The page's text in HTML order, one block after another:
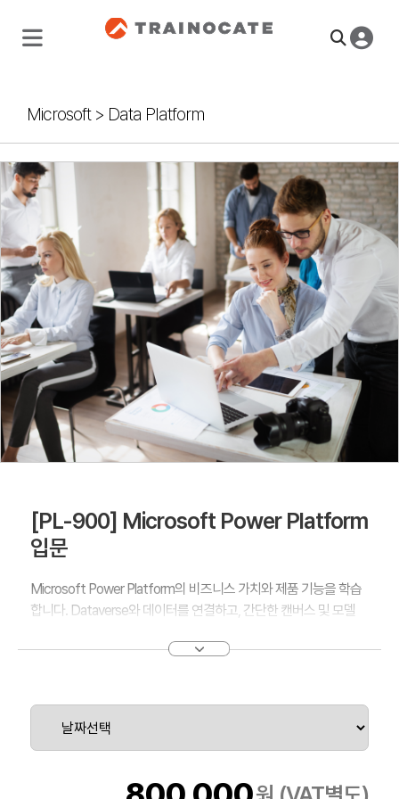
Microsoft> Data Platform
[PL-900] Microsoft Power Platform
입문
Microsoft Power Platform의 비즈니스 가치와 제품 기능을 학습
합니다. Dataverse와 데이터를 연결하고, 간단한 캔버스 및 모델
동화하고, Power Pages 사이트를 빌드합니다.